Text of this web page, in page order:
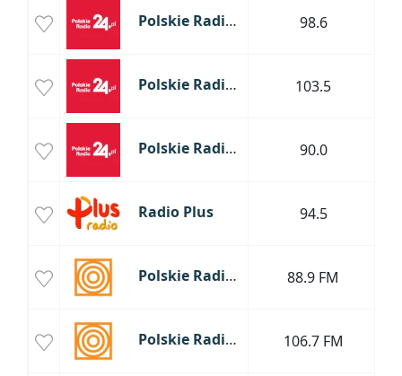
Polskie Radio 24 98.6
Polskie Radio 24 103.5
Polskie Radio 24 90.0
Radio Plus 94.5
Polskie Radio Jedynka 88.9 FM
Polskie Radio Jedynka 106.7 FM